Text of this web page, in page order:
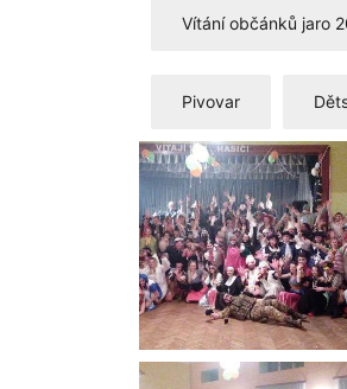
Vítání občánků jaro
Pivovar